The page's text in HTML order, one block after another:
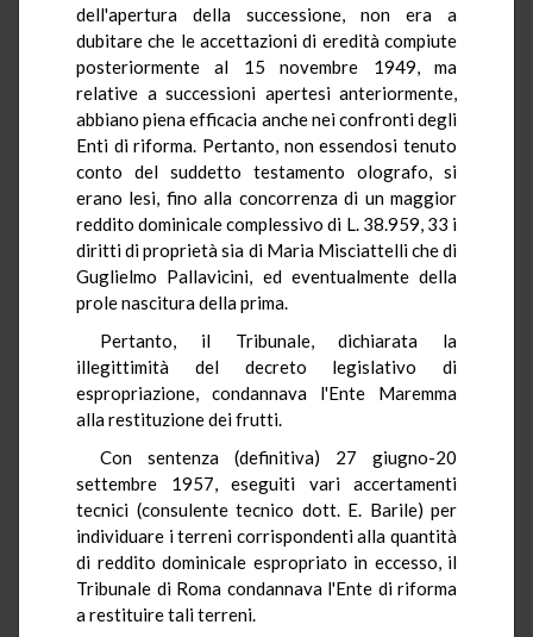
dell'apertura della successione, non era a
dubitare che le accettazioni di eredità compiute
posteriormente al 15 novembre 1949, ma
relative a successioni apertesi anteriormente,
abbiano piena efficacia anche nei confronti degli
Enti di riforma. Pertanto, non essendosi tenuto
conto del suddetto testamento olografo, si
erano lesi, fino alla concorrenza di un maggior
reddito dominicale complessivo di L. 38.959, 33 i
diritti di proprietà sia di Maria Misciattelli che di
Guglielmo Pallavicini, ed eventualmente della
prole nascitura della prima.
Pertanto, il Tribunale, dichiarata la
illegittimità del decreto legislativo di
espropriazione, condannava l'Ente Maremma
alla restituzione dei frutti.
Con sentenza (definitiva) 27 giugno-20
settembre 1957, eseguiti vari accertamenti
tecnici (consulente tecnico dott. E. Barile) per
individuare i terreni corrispondenti alla quantità
di reddito dominicale espropriato in eccesso, il
Tribunale di Roma condannava l'Ente di riforma
a restituire tali terreni.